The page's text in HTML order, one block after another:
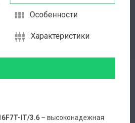
Особенности
Характеристики
IT/3.6 – высоконадежная